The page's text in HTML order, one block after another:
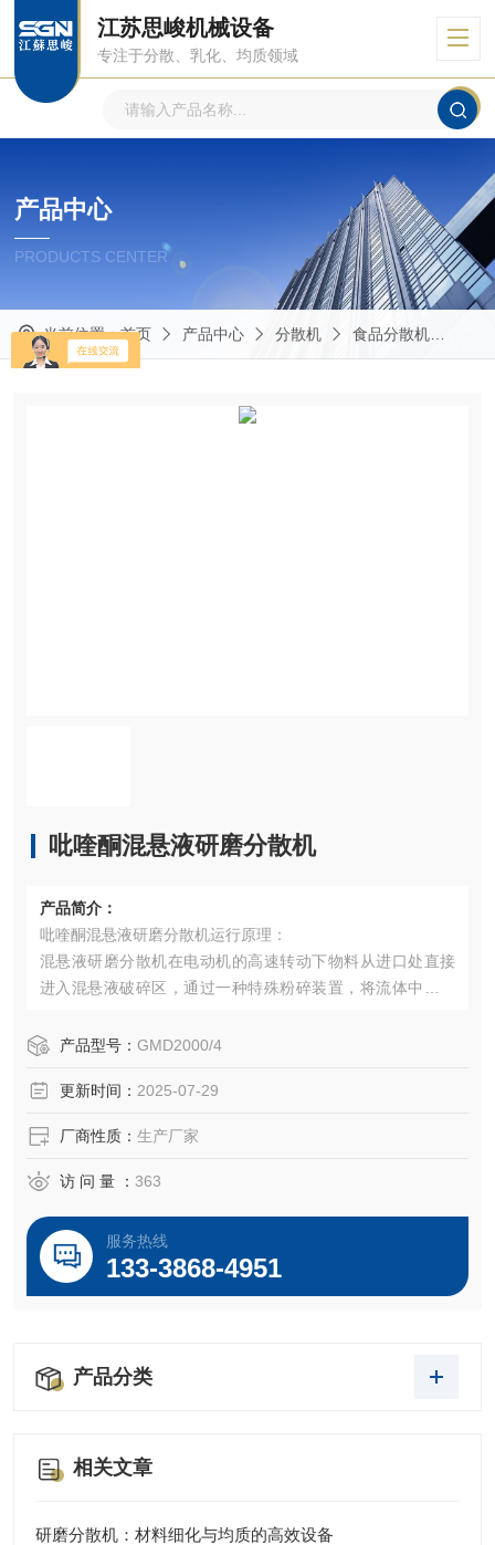
江苏思峻机械设备
专注于分散、乳化、均质领域
产品中心
PRODUCTS CENTER
当前位置：首页 产品中心 分散机 食品分散机
吡喹酮混悬液研磨分散机
产品简介：
吡喹酮混悬液研磨分散机运行原理：
混悬液研磨分散机在电动机的高速转动下物料从进口处直接
进入混悬液破碎区，通过一种特殊粉碎装置，将流体中的一
粉碎区，在十分狭窄的工作过道内由于转子刀片与定子刀片
产品型号： GMD2000/4
更新时间： 2025-07-29
厂商性质： 生产厂家
访 问 量 ： 363
服务热线
133-3868-4951
产品分类
相关文章
研磨分散机：材料细化与均质的高效设备